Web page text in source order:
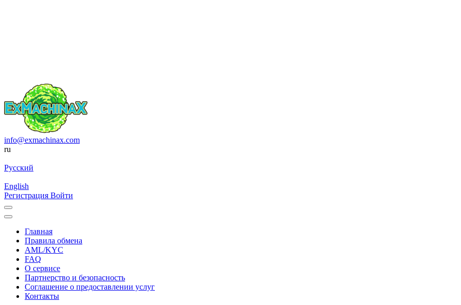
info@exmachinax.com
ru
Русский
English
Регистрация Войти
Главная
Правила обмена
AML/KYC
FAQ
О сервисе
Партнерство и безопасность
Соглашение о предоставлении услуг
Контакты